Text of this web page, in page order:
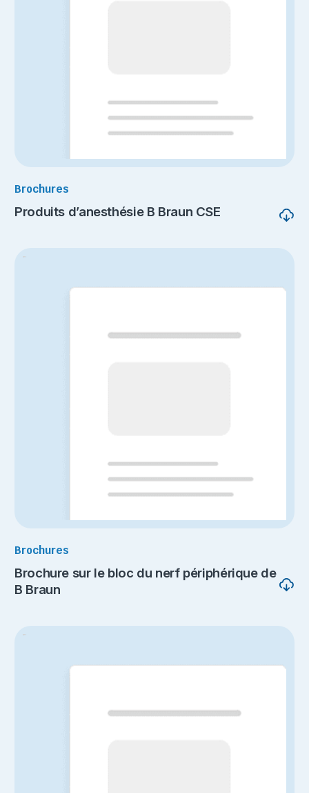
Brochures
Produits d’anesthésie B Braun CSE
Brochures
Brochure sur le bloc du nerf périphérique de
B Braun